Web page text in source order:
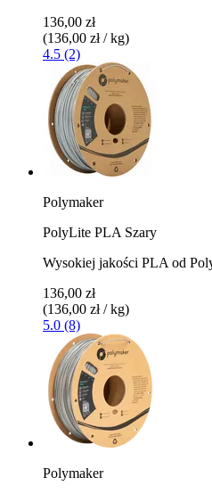
136,00 zł
(136,00 zł / kg)
4.5 (2)
Polymaker
PolyLite PLA Szary
Wysokiej jakości PLA od
136,00 zł
(136,00 zł / kg)
5.0 (8)
Polymaker